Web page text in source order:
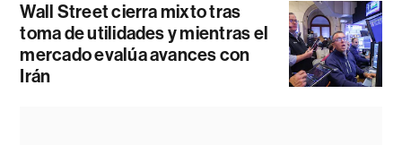
Wall Street cierra mixto tras
toma de utilidades y mientras el
mercado evalúa avances con
Irán